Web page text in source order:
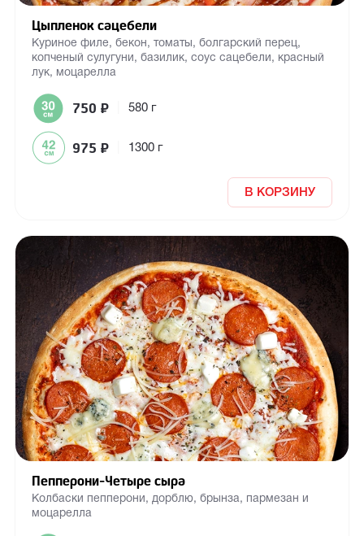
Цыпленок сацебели
Куриное филе, бекон, томаты, болгарский перец,
копченый сулугуни, базилик, соус сацебели, красный
лук, моцарелла
750 ₽ 580 г
975 ₽ 1300 г
В КОРЗИНУ
Пепперони-Четыре сыра
Колбаски пепперони, дорблю, брынза, пармезан и
моцарелла